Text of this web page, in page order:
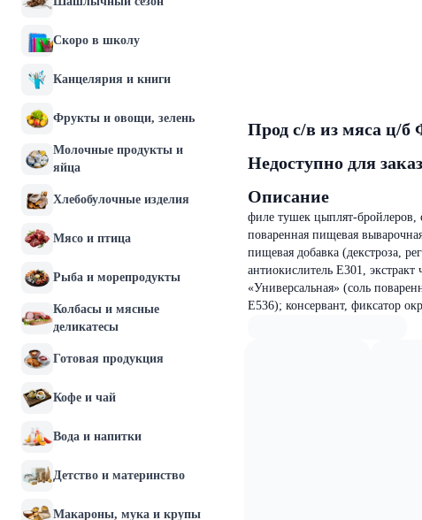
Скоро в школу
Канцелярия и книги
Фрукты и овощи, зелень
Молочные продукты и
яйца
Хлебобулочные изделия
Мясо и птица
Рыба и морепродукты
Колбасы и мясные
деликатесы
Готовая продукция
Кофе и чай
Вода и напитки
Детство и материнство
Макароны, мука и крупы
Прод с/в из мяса ц/
Недоступно для
Описание
филе тушек цыплят-бройлеров,
поваренная пищевая
пищевая добавка (декстроза,
антиокислитель Е301,
«Универсальная» (соль
Е536); консервант, фиксатор